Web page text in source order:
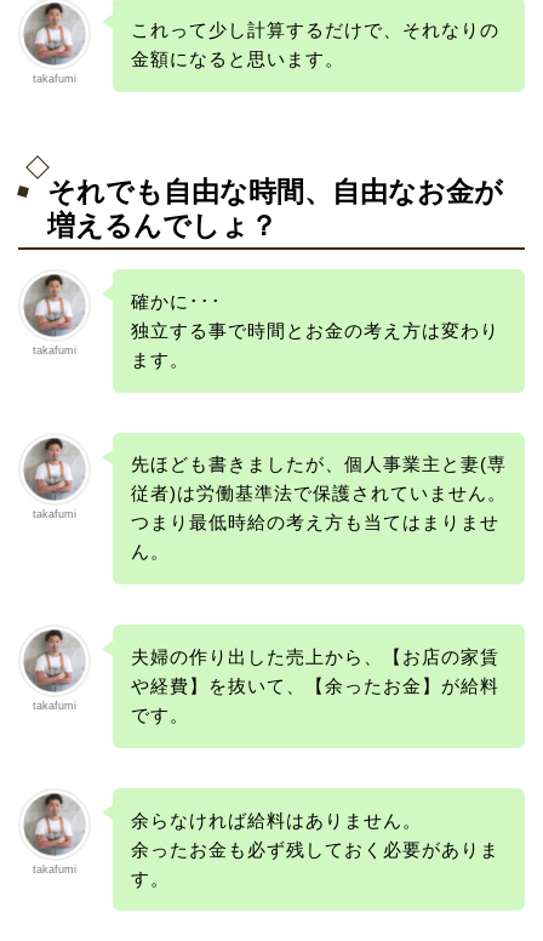
takafumi
これって少し計算するだけで、それなりの
金額になると思います。
それでも自由な時間、自由なお金が
増えるんでしょ？
takafumi
確かに･･･
独立する事で時間とお金の考え方は変わり
ます。
takafumi
先ほども書きましたが、個人事業主と妻(専
従者)は労働基準法で保護されていません。
つまり最低時給の考え方も当てはまりませ
ん。
takafumi
夫婦の作り出した売上から、【お店の家賃
や経費】を抜いて、【余ったお金】が給料
です。
takafumi
余らなければ給料はありません。
余ったお金も必ず残しておく必要がありま
す。